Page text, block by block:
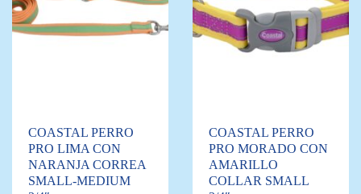
COASTAL PERRO
PRO LIMA CON
NARANJA CORREA
SMALL-MEDIUM
COASTAL PERRO
PRO MORADO CON
AMARILLO
COLLAR SMALL